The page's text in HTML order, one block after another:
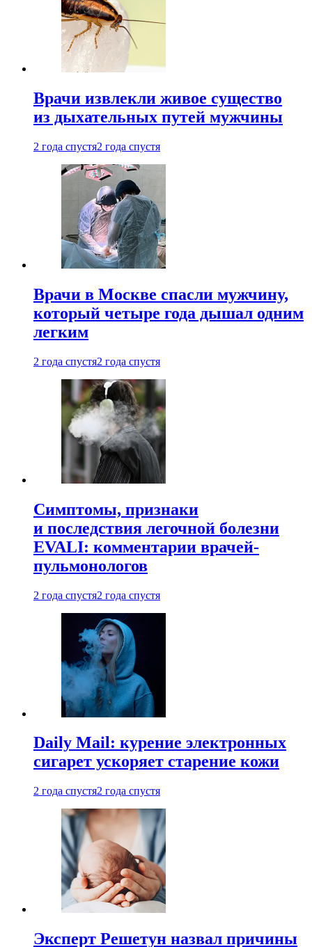
Врачи извлекли живое существо
из дыхательных путей мужчины
2 года спустя2 года спустя
Врачи в Москве спасли мужчину,
который четыре года дышал одним
легким
2 года спустя2 года спустя
Симптомы, признаки
и последствия легочной болезни
EVALI: комментарии врачей-
пульмонологов
2 года спустя2 года спустя
Daily Mail: курение электронных
сигарет ускоряет старение кожи
2 года спустя2 года спустя
Эксперт Решетун назвал причины